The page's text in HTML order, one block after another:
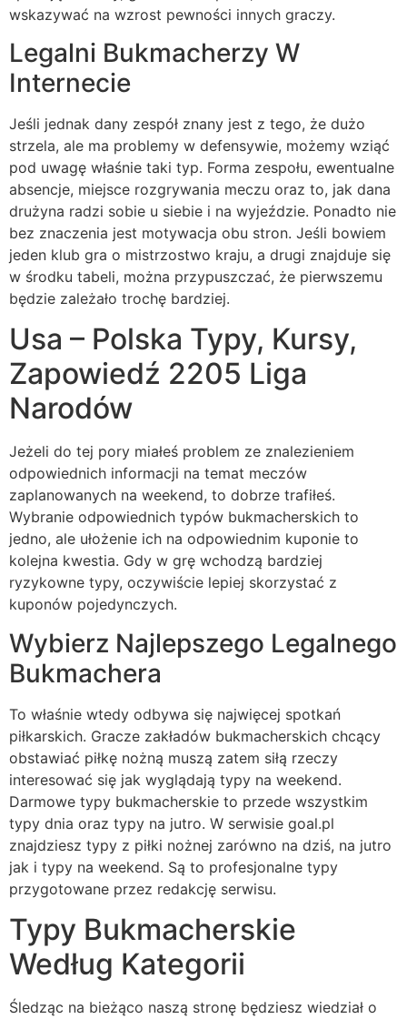
wskazywać na wzrost pewności innych graczy.
Legalni Bukmacherzy W
Internecie
Jeśli jednak dany zespół znany jest z tego, że dużo
strzela, ale ma problemy w defensywie, możemy wziąć
pod uwagę właśnie taki typ. Forma zespołu, ewentualne
absencje, miejsce rozgrywania meczu oraz to, jak dana
drużyna radzi sobie u siebie i na wyjeździe. Ponadto nie
bez znaczenia jest motywacja obu stron. Jeśli bowiem
jeden klub gra o mistrzostwo kraju, a drugi znajduje się
w środku tabeli, można przypuszczać, że pierwszemu
będzie zależało trochę bardziej.
Usa – Polska Typy, Kursy,
Zapowiedź 2205 Liga
Narodów
Jeżeli do tej pory miałeś problem ze znalezieniem
odpowiednich informacji na temat meczów
zaplanowanych na weekend, to dobrze trafiłeś.
Wybranie odpowiednich typów bukmacherskich to
jedno, ale ułożenie ich na odpowiednim kuponie to
kolejna kwestia. Gdy w grę wchodzą bardziej
ryzykowne typy, oczywiście lepiej skorzystać z
kuponów pojedynczych.
Wybierz Najlepszego Legalnego
Bukmachera
To właśnie wtedy odbywa się najwięcej spotkań
piłkarskich. Gracze zakładów bukmacherskich chcący
obstawiać piłkę nożną muszą zatem siłą rzeczy
interesować się jak wyglądają typy na weekend.
Darmowe typy bukmacherskie to przede wszystkim
typy dnia oraz typy na jutro. W serwisie goal.pl
znajdziesz typy z piłki nożnej zarówno na dziś, na jutro
jak i typy na weekend. Są to profesjonalne typy
przygotowane przez redakcję serwisu.
Typy Bukmacherskie
Według Kategorii
Śledząc na bieżąco naszą stronę będziesz wiedział o